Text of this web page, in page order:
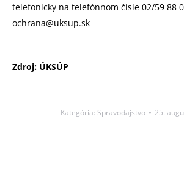
telefonicky na telefónnom čísle 02/59 88
ochrana@uksup.sk
Zdroj: ÚKSÚP
Kategória: Spravodajstvo 25.